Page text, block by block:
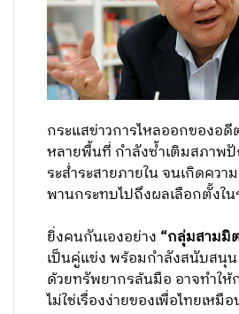
กระแสข่าวการไหลออกของอดี
หลายพื้นที่ กำลังซ้ำเติมสภาพ
ระส่ำระสายภายใน จนเกิดควา
พานกระทบไปถึงผลเลือกตั้งใ
ยิ่งคนกันเองอย่าง “กลุ่มสามมิ
เป็นคู่แข่ง พร้อมกำลังสนับสนุ
ด้วยทรัพยากรล้นมือ อาจทำใ
ไม่ใช่เรื่องง่ายของเพื่อไทยเหมื